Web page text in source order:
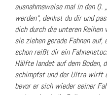
ausnahmsweise mal in den
werden“, denkst du dir und
dich durch die unteren
sie ziehen gerade Fahnen
schon reißt dir ein
Hälfte landet auf dem Boden,
schimpfst und der Ultra wirft
bevor er sich wieder seiner